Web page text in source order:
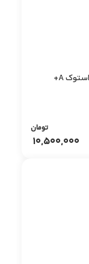
10,500,000
تومان